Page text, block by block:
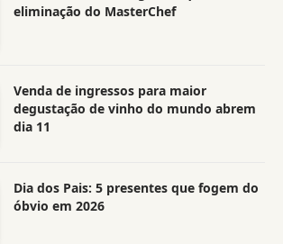
eliminação do MasterChef
Venda de ingressos para maior
degustação de vinho do mundo abrem
dia 11
Dia dos Pais: 5 presentes que fogem do
óbvio em 2026